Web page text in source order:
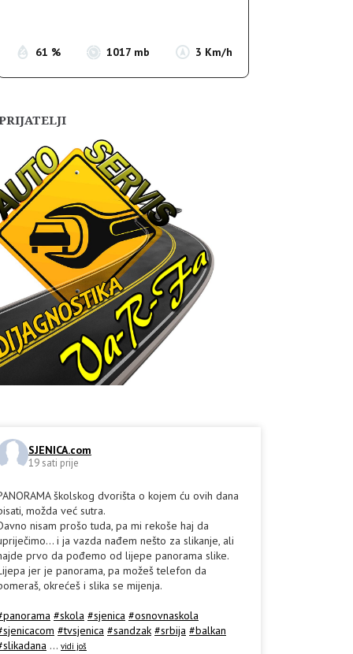
61 % 1017 mb 3 Km/h
SJENICA.com
19 sati prije
školskog dvorišta o kojem ću ovih dana
možda već sutra.
nisam prošo tuda, pa mi rekoše haj da
i ja vazda nađem nešto za slikanje, ali
prvo da pođemo od lijepe panorama slike.
jer je panorama, pa možeš telefon da
okrećeš i slika se mijenja.
#skola #sjenica #osnovnaskola
#tvsjenica #sandzak #srbija #balkan
... vidi još